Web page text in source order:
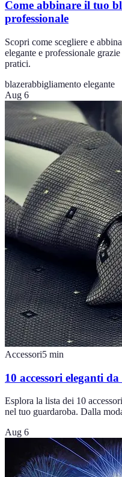
Come abbinare il tuo
professionale
Scopri come scegliere e
elegante e professionale
pratici.
blazerabbigliamento elegante
Aug 6
Accessori5 min
10 accessori eleganti
Esplora la lista dei 10
nel tuo guardaroba. Dalla
Aug 6